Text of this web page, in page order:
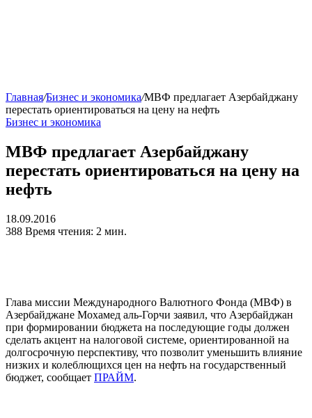
Главная/Бизнес и экономика/МВФ предлагает Азербайджану
перестать ориентироваться на цену на нефть
Бизнес и экономика
МВФ предлагает Азербайджану
перестать ориентироваться на цену на
нефть
18.09.2016
388 Время чтения: 2 мин.
Глава миссии Международного Валютного Фонда (МВФ) в
Азербайджане Мохамед аль-Горчи заявил, что Азербайджан
при формировании бюджета на последующие годы должен
сделать акцент на налоговой системе, ориентированной на
долгосрочную перспективу, что позволит уменьшить влияние
низких и колеблющихся цен на нефть на государственный
бюджет, сообщает ПРАЙМ.